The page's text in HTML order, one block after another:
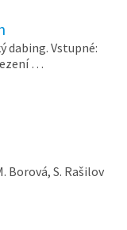
dabing. Vstupné:
…
Borová, S. Rašilov